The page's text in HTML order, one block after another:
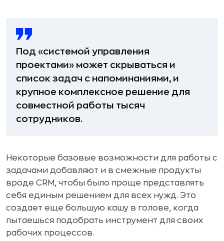
Под «системой управления
проектами» может скрываться и
список задач с напоминаниями, и
крупное комплексное решение для
совместной работы тысяч
сотрудников.
Некоторые базовые возможности для работы с
задачами добавляют и в смежные продукты
вроде CRM, чтобы было проще представлять
себя единым решением для всех нужд. Это
создает еще большую кашу в голове, когда
пытаешься подобрать инструмент для своих
рабочих процессов.